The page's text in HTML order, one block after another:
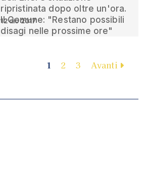
ripristinata dopo oltre un'ora.
Il Comune: "Restano possibili
disagi nelle prossime ore"
12 dic 2017
1 2 3 Avanti